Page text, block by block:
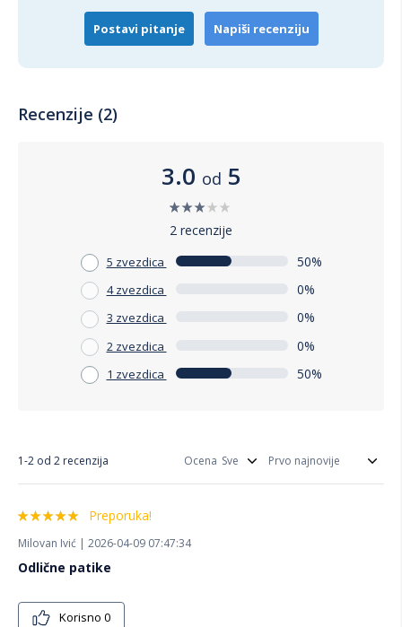
Postavi pitanje Napiši recenziju
Recenzije (2)
3.0 od 5
2 recenzije
5 zvezdica 50%
4 zvezdica 0%
3 zvezdica 0%
2 zvezdica 0%
1 zvezdica 50%
1-2 od 2 recenzija Ocena
Preporuka!
Milovan Ivić | 2026-04-09 07:47:34
Odlične patike
Korisno 0